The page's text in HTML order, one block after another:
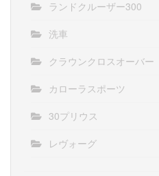
ランドクルーザー300
洗車
クラウンクロスオーバー
カローラスポーツ
30プリウス
レヴォーグ